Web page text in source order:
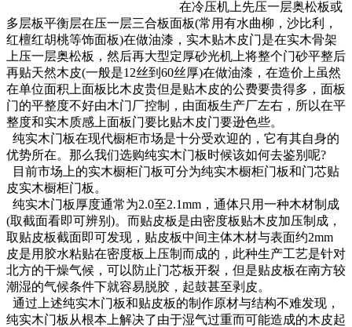
在冷压机上先压一层奥松板或
多层板平衡层在压一层三合板面板(常用有水曲柳，沙比利，
红檀红胡桃等饰面板)在做油漆，实木贴木皮门是在实木骨架
上压一层奥松板，然后再大型定厚砂光机上将整个门砂平整后
再贴天然木皮(一般是12丝到60丝厚)在做油漆，在造价上虽然
在单位面积上面板比木皮贵但是贴木皮的公费要贵得多，面板
门的平整度不好由木门厂控制，由面板生产厂左右，所以在平
整度和实木质感上面板门要比贴木皮门要逊色些。
纯实木门板在现代橱柜市场是十分受欢迎的，它有其自身的
优势所在。那么我们选购纯实木门板时候该如何去鉴别呢?
目前市场上的实木橱柜门板可分为纯实木橱柜门板和门芯贴
皮实木橱柜门板。
纯实木门板厚度通常为2.0至2.1mm，通体只用一种木材制成
(取截面看即可辨别)。而贴皮板是由密度板贴木皮加压制成，
取贴皮板截面即可发现，贴皮板中间主体木材与表面约2mm
皮是用胶水粘贴在密度板上压制而成的，此种生产工艺是针对
北方的干燥气候，可以防止门芯板开裂，但是贴皮板在南方较
潮湿的气候条件下就容易脱胶，起鼓甚至剥皮。
通过上述纯实木门板和贴皮板的制作原材与结构不难发现，
纯实木门板从根本上解决了由于湿气过重而可能造成的木皮起